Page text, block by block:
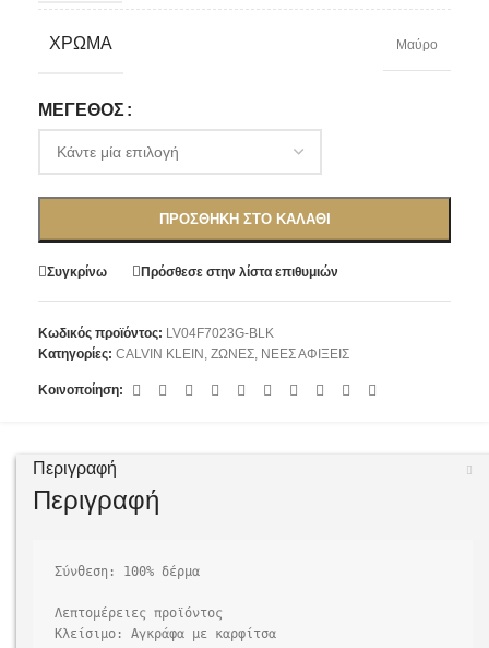
ΧΡΏΜΑ Μαύρο
ΜΈΓΕΘΟΣ
ΠΡΟΣΘΉΚΗ ΣΤΟ ΚΑΛΆΘΙ
Συγκρίνω Πρόσθεσε στην λίστα επιθυμιών
Κωδικός προϊόντος: LV04F7023G-BLK
Κατηγορίες: CALVIN KLEIN , ΖΩΝΕΣ, ΝΕΕΣ ΑΦΙΞΕΙΣ
Κοινοποίηση:
Περιγραφή
Περιγραφή
Σύνθεση: 100% δέρμα
Λεπτομέρειες προϊόντος
Κλείσιμο: Αγκράφα με καρφίτσα